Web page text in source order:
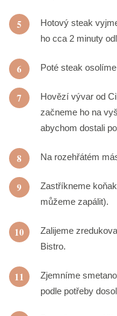
5
Hotový steak
ho cca 2 minuty
6 Poté steak
7
Hovězí vývar od
začneme ho na
abychom dostali
8 Na rozehřátém
9
Zastříkneme
můžeme zapálit).
10
Zalijeme
Bistro.
11
Zjemníme
podle potřeby